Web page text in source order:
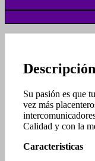
Descripción
Su pasión es que
vez más
Calidad y con la
Caracteristicas